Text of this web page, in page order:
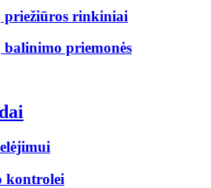
priežiūros rinkiniai
priemonės
kontrolei